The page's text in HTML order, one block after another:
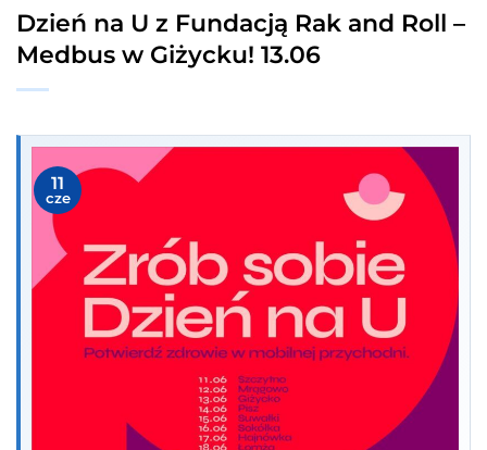
Dzień na U z Fundacją Rak and Roll –
Medbus w Giżycku! 13.06
11
cze